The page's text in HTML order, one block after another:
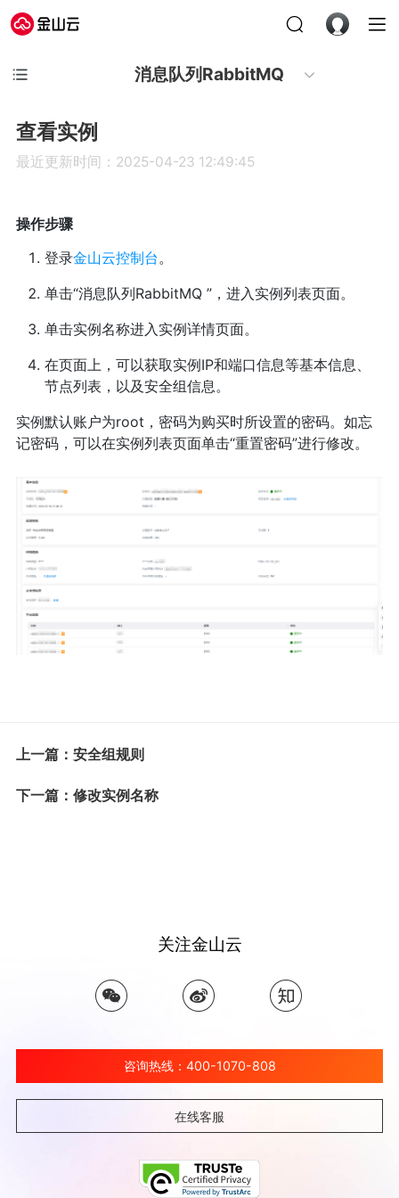
消息队列RabbitMQ
查看实例
最近更新时间：2025-04-23 12:49:45
操作步骤
登录金山云控制台。
单击“消息队列RabbitMQ ”，进入实例列表页面。
单击实例名称进入实例详情页面。
在页面上，可以获取实例IP和端口信息等基本信息、
节点列表，以及安全组信息。
实例默认账户为root，密码为购买时所设置的密码。如忘
记密码，可以在实例列表页面单击“重置密码”进行修改。
上一篇：安全组规则
下一篇：修改实例名称
关注金山云
咨询热线：400-1070-808
在线客服